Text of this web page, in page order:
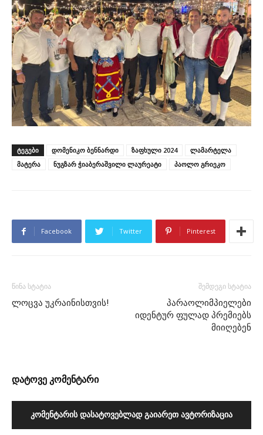
ᲢᲔᲒᲔᲑᲘ დომენიკო ბენნარდი ზაფხული 2024
ლამარტელა
მატერა
ნუგზარ ჭიაბერაშვილი ლაურეატი პაოლო გრიეკო
Facebook Twitter Pinterest
წინა სტატია
ლოცვა უკრაინისთვის!
შემდეგი სტატია
პარაოლიმპიელები
იდენტურ ფულად პრემიებს
მიიღებენ
დატოვე კომენტარი
ᲙᲝᲛᲔᲜᲢᲐᲠᲘᲡ ᲓᲐᲡᲐᲢᲝᲕᲔᲑᲚᲐᲓ ᲒᲐᲘᲐᲠᲔᲗ ᲐᲕᲢᲝᲠᲘᲖᲐᲪᲘᲐ